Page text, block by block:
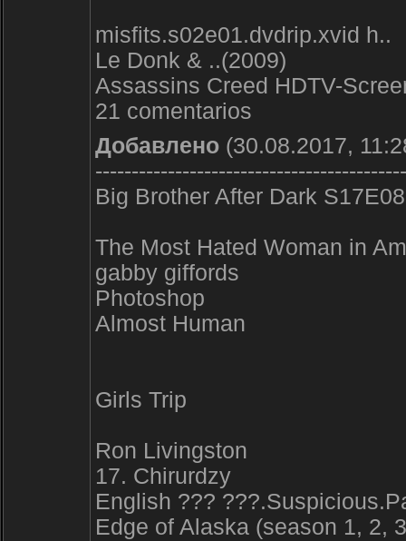
misfits.s02e01.dvdrip.xvid h..
Le Donk & ..(2009)
Assassins Creed HDTV-
21 comentarios
Добавлено (30.08.2017,
Big Brother After Dark
The Most Hated Woman in
gabby giffords
Photoshop
Almost Human
Girls Trip
Ron Livingston
17. Chirurdzy
English ???
Edge of Alaska (season 1, 2,